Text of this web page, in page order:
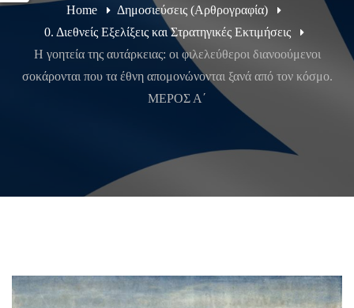
Home
Δημοσιεύσεις (Αρθρογραφία)
0. Διεθνείς Εξελίξεις και Στρατηγικές Εκτιμήσεις
Η γοητεία της αυτάρκειας: οι φιλελεύθεροι διανοούμενοι
σοκάρονται που τα έθνη απομονώνονται ξανά από τον κόσμο.
ΜΕΡΟΣ Α΄